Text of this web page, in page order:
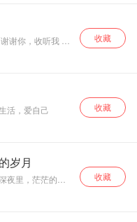
谢你，收听我 公
收藏
活，爱自己
收藏
岁月
里，茫茫的星
收藏